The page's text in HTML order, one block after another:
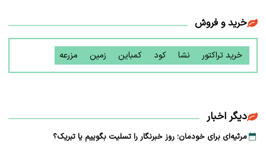
خرید و فروش
خرید تراکتور نشا کود کمباین زمین مزرعه
دیگر اخبار
مرثیه‌ای برای خودمان؛ روز خبرنگار را تسلیت بگوییم یا تبریک؟